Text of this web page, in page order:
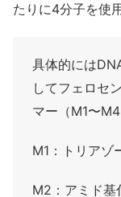
たりに4分子を使
具体的には
してフェロセ
マー（M1〜
M1：トリアゾ
M2：アミド基